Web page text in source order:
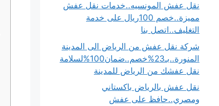
نقل عفش المونسيه..خدمات نقل عفش
مميزة..خصم 100ريال على خدمة
التغليف..اتصل بنا
شركة نقل عفش من الرياض الى المدينة
المنورة..بـ23%خصم..ضمان100%لسلامة
نقل عفشك من الرياض للمدينة
نقل عفش بالرياض باكستاني
ومصري..حافظ على عفش